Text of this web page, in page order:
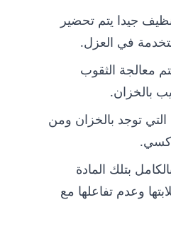
جيدا يتم تحضير
في العزل.
معالجة الثقوب
بالخزان.
توجد بالخزان ومن
بتلك المادة
وعدم تفاعلها مع